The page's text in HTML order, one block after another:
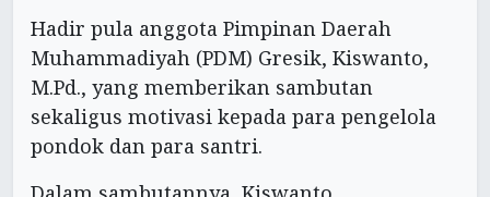
Hadir pula anggota Pimpinan Daerah
Muhammadiyah (PDM) Gresik, Kiswanto,
M.Pd., yang memberikan sambutan
sekaligus motivasi kepada para pengelola
pondok dan para santri.